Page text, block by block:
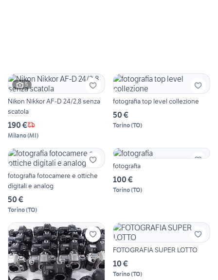
5
Nikon Nikkor AF-D 24/2,8 senza
scatola
190 €
Milano(MI)
fotografia top level collezione
50 €
Torino(TO)
fotografia fotocamere e ottiche
digitali e analog
50 €
Torino(TO)
fotografia
100 €
Torino(TO)
FOTOGRAFIA SUPER LOTTO
10 €
Torino(TO)